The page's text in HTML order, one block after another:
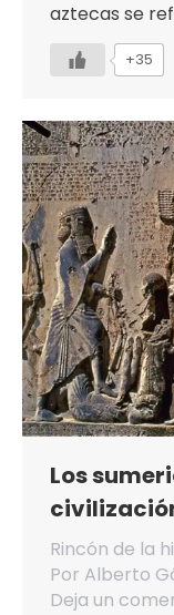
aztecas se
+35
Los
Rincón de la
Por Alberto
Deja un